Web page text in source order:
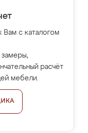
с каталогом
расчёт
мебели.